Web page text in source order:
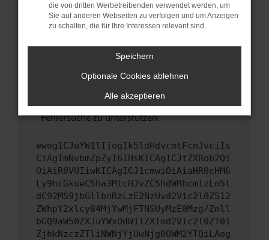
Sicherheitsrisiko, sondern kann auch dazu
führen, dass bestimmte Funktionen nicht mehr
unterstützt werden.
Wende dich an den Webseitenbetreiber.
Wenn du alle oben genannten Schritte versucht
hast, kontaktiere uns bitte. Wir werden
versuchen, das Problem zu beheben. Du kannst
uns diesen Text schicken, um uns bei der
Fehlersuche zu unterstützen:
ewogICJuYW1lIjogIk5ldHdvcmtFcnJvciIs
CiAgImNvbmZpZyI6IHsKICAgICJtZXRob2Qi
OiAiR0VUIiwKICAgICJ1cmwiOiAiaHR0cHM6
Ly9hcGkueC5ha3MtcHJvZC5hdWRhcmlzLm5l
dC92MS9jbGllbnRzLzE2NzUvd2Vic2l0ZS12
ZWhpY2xlcy84MjYwMjFTNSUyMzE0Mzg/Zmll
bGQ9aW50ZXJuYWxOdW1iZXImd2Vic2l0ZT01
ZjhkNzczZTliNWNjYjUwNjg0OWM2YTQiLAog
die von dritten Werbetreibenden verwendet werden, um
Sie auf anderen Webseiten zu verfolgen und um Anzeigen
zu schalten, die für Ihre Interessen relevant sind.
Speichern
Optionale Cookies ablehnen
Alle akzeptieren